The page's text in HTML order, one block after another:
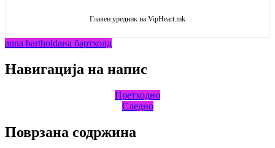
Главен уредник на VipHeart.mk
anna bartholdана бартхолд
Навигација на напис
Претходно
Следно
Поврзана содржина